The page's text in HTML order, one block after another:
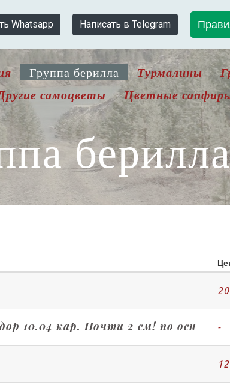
Whatsapp Написать в Telegram
Группа берилла Турмалины
самоцветы Цветные
10.04 кар. Почти 2 см! по оси -